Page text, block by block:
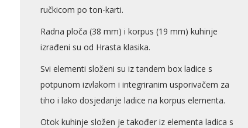
AKCIJA!
materijali
ručkicom po ton-karti.
Radna ploča (38 mm) i korpus (19 mm) kuhinje
izrađeni su od Hrasta klasika.
Svi elementi složeni su iz tandem box ladice s
potpunom izvlakom i integriranim usporivačem za
tiho i lako dosjedanje ladice na korpus elementa.
Otok kuhinje složen je također iz elementa ladica s